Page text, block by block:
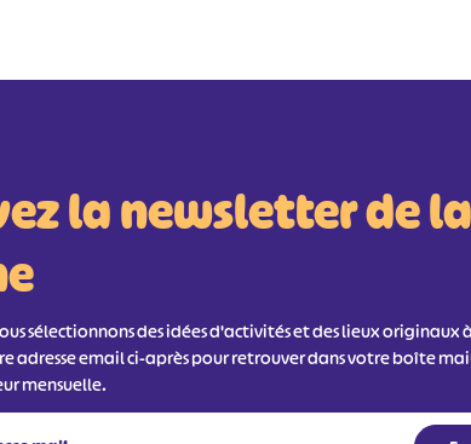
la newsletter de la
sélectionnons des idées d'activités et des lieux originaux
adresse email ci-après pour retrouver dans votre boîte
mensuelle.